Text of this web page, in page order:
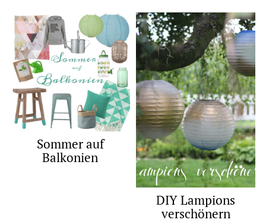
Sommer auf
Balkonien
DIY Lampions
verschönern